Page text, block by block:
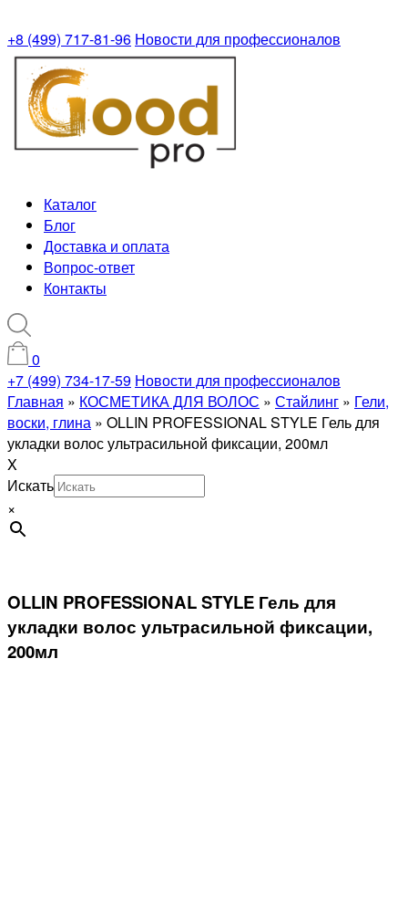
+8 (499) 717-81-96 Новости для профессионалов
Каталог
Блог
Доставка и оплата
Вопрос-ответ
Контакты
0
+7 (499) 734-17-59 Новости для профессионалов
Главная » КОСМЕТИКА ДЛЯ ВОЛОС » Стайлинг » Гели,
воски, глина » OLLIN PROFESSIONAL STYLE Гель для
укладки волос ультрасильной фиксации, 200мл
X
Искать
×
OLLIN PROFESSIONAL STYLE Гель для
укладки волос ультрасильной фиксации,
200мл